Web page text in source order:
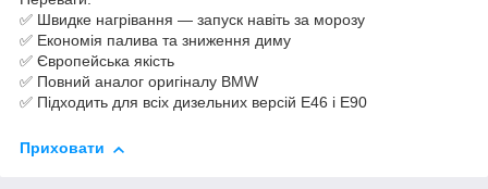
✅ Швидке нагрівання — запуск навіть за морозу
✅ Економія палива та зниження диму
✅ Європейська якість
✅ Повний аналог оригіналу BMW
✅ Підходить для всіх дизельних версій E46 і E90
Приховати